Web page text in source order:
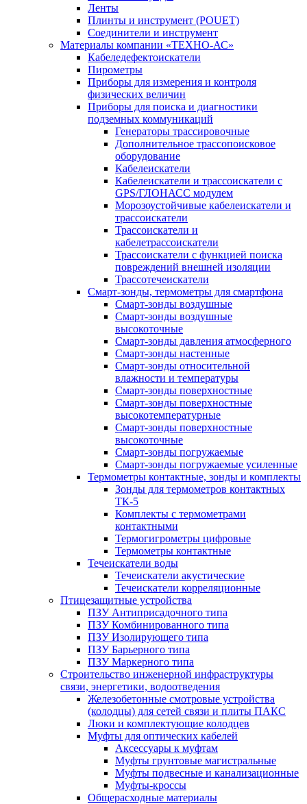
Ленты
Плинты и инструмент (POUET)
Соединители и инструмент
Материалы компании «ТЕХНО-АС»
Кабеледефектоискатели
Пирометры
Приборы для измерения и контроля
физических величин
Приборы для поиска и диагностики
подземных коммуникаций
Генераторы трассировочные
Дополнительное трассопоисковое
оборудование
Кабелеискатели
Кабелеискатели и трассоискатели с
GPS/ГЛОНАСС модулем
Морозоустойчивые кабелеискатели и
трассоискатели
Трассоискатели и
кабелетрассоискатели
Трассоискатели с функцией поиска
повреждений внешней изоляции
Трассотечеискатели
Смарт-зонды, термометры для смартфона
Смарт-зонды воздушные
Смарт-зонды воздушные
высокоточные
Смарт-зонды давления атмосферного
Смарт-зонды настенные
Смарт-зонды относительной
влажности и температуры
Смарт-зонды поверхностные
Смарт-зонды поверхностные
высокотемпературные
Смарт-зонды поверхностные
высокоточные
Смарт-зонды погружаемые
Смарт-зонды погружаемые усиленные
Термометры контактные, зонды и комплекты
Зонды для термометров контактных
ТК-5
Комплекты с термометрами
контактными
Термогигрометры цифровые
Термометры контактные
Течеискатели воды
Течеискатели акустические
Течеискатели корреляционные
Птицезащитные устройства
ПЗУ Антиприсадочного типа
ПЗУ Комбинированного типа
ПЗУ Изолирующего типа
ПЗУ Барьерного типа
ПЗУ Маркерного типа
Строительство инженерной инфраструктуры
связи, энергетики, водоотведения
Железобетонные смотровые устройства
(колодцы) для сетей связи и плиты ПАКС
Люки и комплектующие колодцев
Муфты для оптических кабелей
Аксессуары к муфтам
Муфты грунтовые магистральные
Муфты подвесные и канализационные
Муфты-кроссы
Общерасходные материалы